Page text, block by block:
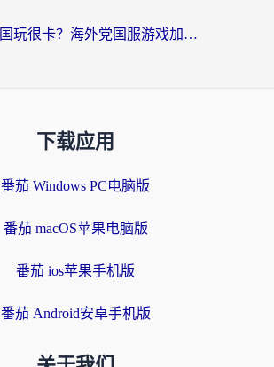
逆战在美国玩很卡？海外党国服游戏加速终极指南（附DNF宝可梦加速技巧）
下载应用
番茄 Windows PC电脑版
番茄 macOS苹果电脑版
番茄 ios苹果手机版
番茄 Android安卓手机版